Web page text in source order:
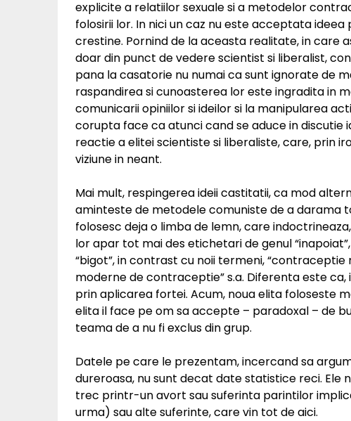
explicite a relatiilor sexuale si a metodelor
folosirii lor. In nici un caz nu este acceptata
crestine. Pornind de la aceasta realitate, in care
doar din punct de vedere scientist si liberalist,
pana la casatorie nu numai ca sunt ignorate de
raspandirea si cunoasterea lor este ingradita in
comunicarii opiniilor si ideilor si la manipularea
corupta face ca atunci cand se aduce in discutie
reactie a elitei scientiste si liberaliste, care, prin
viziune in neant.
Mai mult, respingerea ideii castitatii, ca mod
aminteste de metodele comuniste de a darama
folosesc deja o limba de lemn, care
lor apar tot mai des etichetari de genul
“bigot”, in contrast cu noii termeni, “contraceptie
moderne de contraceptie” s.a. Diferenta este
prin aplicarea fortei. Acum, noua elita foloseste
elita il face pe om sa accepte – paradoxal – de
teama de a nu fi exclus din grup.
Datele pe care le prezentam, incercand sa
dureroasa, nu sunt decat date statistice reci.
trec printr-un avort sau suferinta parintilor
urma) sau alte suferinte, care vin tot de aici.